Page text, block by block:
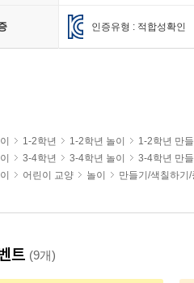
인증유형 : 적합성확인
1-2학년 1-2학년 놀이
1-2학년 만
3-4학년 3-4학년 놀이
3-4학년 만
어린이 교양 놀이 만들기/색칠하기
트 (9개)